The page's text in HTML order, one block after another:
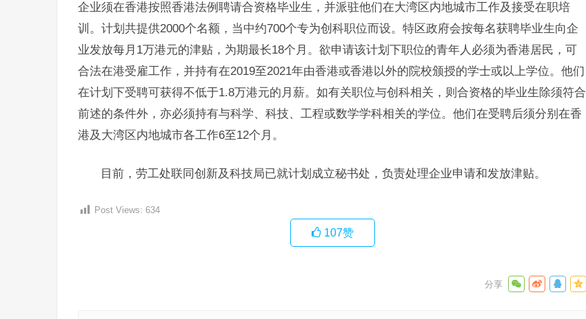
企业须在香港按照香港法例聘请合资格毕业生，并派驻他们在大湾区内地城市工作及接受在职培
训。计划共提供2000个名额，当中约700个专为创科职位而设。特区政府会按每名获聘毕业生向企
业发放每月1万港元的津贴，为期最长18个月。欲申请该计划下职位的青年人必须为香港居民，可
合法在港受雇工作，并持有在2019至2021年由香港或香港以外的院校颁授的学士或以上学位。他们
在计划下受聘可获得不低于1.8万港元的月薪。如有关职位与创科相关，则合资格的毕业生除须符合
前述的条件外，亦必须持有与科学、科技、工程或数学学科相关的学位。他们在受聘后须分别在香
港及大湾区内地城市各工作6至12个月。
目前，劳工处联同创新及科技局已就计划成立秘书处，负责处理企业申请和发放津贴。
Post Views: 634
107赞